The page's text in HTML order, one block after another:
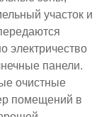
участок и
электричество
панели.
очистные
помещений в